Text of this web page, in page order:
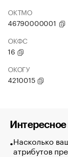
ОКТМО
46790000001
ОКФС
16
ОКОГУ
4210015
Интересное
Насколько
атрибутов